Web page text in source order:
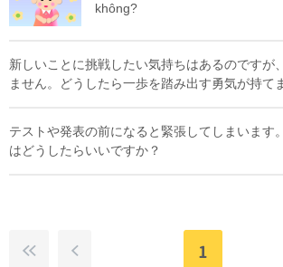
không?
新しいことに挑戦したい気持ちはあるのですが
ません。どうしたら一歩を踏み出す勇気が持て
テストや発表の前になると緊張してしまいます
はどうしたらいいですか？
1